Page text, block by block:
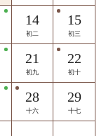
14
初二
15
初三
21
初九
22
初十
28
十六
29
十七